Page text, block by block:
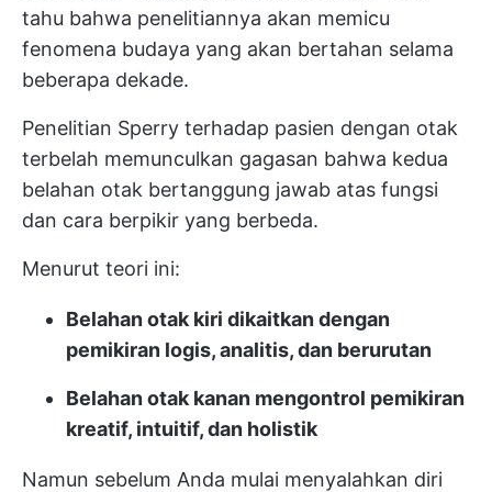
tahu bahwa penelitiannya akan memicu
fenomena budaya yang akan bertahan selama
beberapa dekade.
Penelitian Sperry terhadap pasien dengan otak
terbelah memunculkan gagasan bahwa kedua
belahan otak bertanggung jawab atas fungsi
dan cara berpikir yang berbeda.
Menurut teori ini:
Belahan otak kiri dikaitkan dengan
pemikiran logis, analitis, dan berurutan
Belahan otak kanan mengontrol pemikiran
kreatif, intuitif, dan holistik
Namun sebelum Anda mulai menyalahkan diri